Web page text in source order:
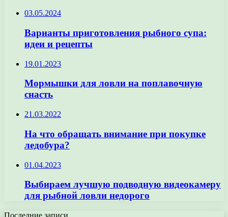
03.05.2024
Варианты приготовления рыбного супа:
идеи и рецепты
19.01.2023
Мормышки для ловли на поплавочную
снасть
21.03.2022
На что обращать внимание при покупке
ледобура?
01.04.2023
Выбираем лучшую подводную видеокамеру
для рыбной ловли недорого
Последние записи